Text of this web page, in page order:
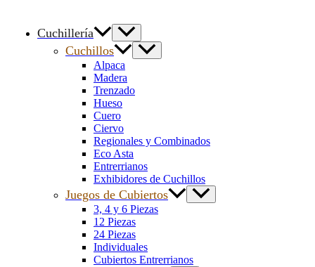
Cuchillería
Cuchillos
Alpaca
Madera
Trenzado
Hueso
Cuero
Ciervo
Regionales y Combinados
Eco Asta
Entrerrianos
Exhibidores de Cuchillos
Juegos de Cubiertos
3, 4 y 6 Piezas
12 Piezas
24 Piezas
Individuales
Cubiertos Entrerrianos